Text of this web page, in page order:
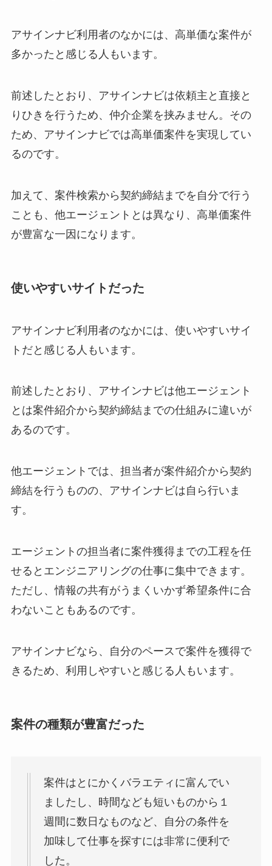
アサインナビ利用者のなかには、高単価な案件が
多かったと感じる人もいます。
前述したとおり、アサインナビは依頼主と直接と
りひきを行うため、仲介企業を挟みません。その
ため、アサインナビでは高単価案件を実現してい
るのです。
加えて、案件検索から契約締結までを自分で行う
ことも、他エージェントとは異なり、高単価案件
が豊富な一因になります。
使いやすいサイトだった
アサインナビ利用者のなかには、使いやすいサイ
トだと感じる人もいます。
前述したとおり、アサインナビは他エージェント
とは案件紹介から契約締結までの仕組みに違いが
あるのです。
他エージェントでは、担当者が案件紹介から契約
締結を行うものの、アサインナビは自ら行いま
す。
エージェントの担当者に案件獲得までの工程を任
せるとエンジニアリングの仕事に集中できます。
ただし、情報の共有がうまくいかず希望条件に合
わないこともあるのです。
アサインナビなら、自分のペースで案件を獲得で
きるため、利用しやすいと感じる人もいます。
案件の種類が豊富だった
案件はとにかくバラエティに富んでい
ましたし、時間なども短いものから１
週間に数日なものなど、自分の条件を
加味して仕事を探すには非常に便利で
した。